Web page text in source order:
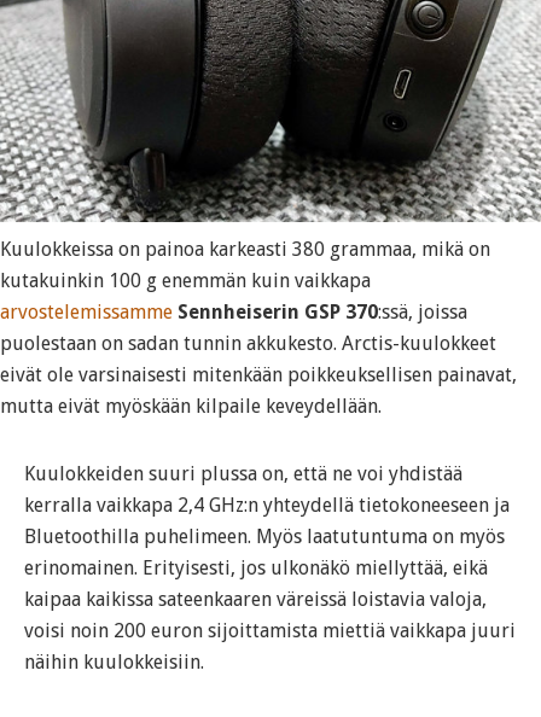
Kuulokkeissa on painoa karkeasti 380 grammaa, mikä on
kutakuinkin 100 g enemmän kuin vaikkapa
arvostelemissamme Sennheiserin GSP 370:ssä, joissa
puolestaan on sadan tunnin akkukesto. Arctis-kuulokkeet
eivät ole varsinaisesti mitenkään poikkeuksellisen painavat,
mutta eivät myöskään kilpaile keveydellään.
Kuulokkeiden suuri plussa on, että ne voi yhdistää
kerralla vaikkapa 2,4 GHz:n yhteydellä tietokoneeseen ja
Bluetoothilla puhelimeen. Myös laatutuntuma on myös
erinomainen. Erityisesti, jos ulkonäkö miellyttää, eikä
kaipaa kaikissa sateenkaaren väreissä loistavia valoja,
voisi noin 200 euron sijoittamista miettiä vaikkapa juuri
näihin kuulokkeisiin.